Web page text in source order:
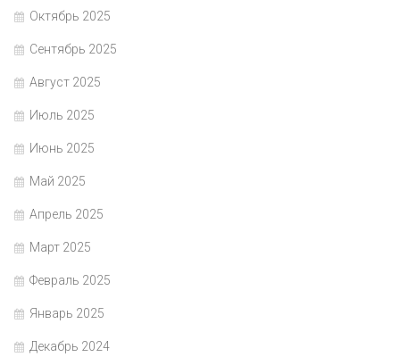
Октябрь 2025
Сентябрь 2025
Август 2025
Июль 2025
Июнь 2025
Май 2025
Апрель 2025
Март 2025
Февраль 2025
Январь 2025
Декабрь 2024